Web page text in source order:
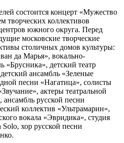
состоится концерт «Мужество
творческих коллективов
южного округа. Перед
московские творческие
столичных домов культуры:
да Марья», вокально-
«Брусника», детский театр
ансамбль «Зеленые
песни «Нагатица», солисты
актеры театральной
русской песни
коллектив «Ультрамарин»,
вокала «Эвридика», студия
Solo, хор русской песни